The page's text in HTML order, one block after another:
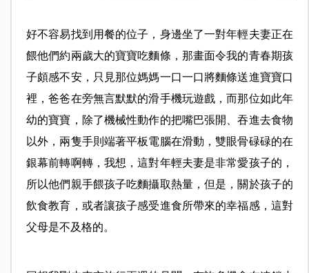
好不容易找到用餐的位子，身邊坐了一對年輕夫妻正在
餵他們約兩歲大的寶寶吃麵條，那畫面令我的青春期孩
子頗感不安，只見那位媽媽一口一口將麵條送進寶寶口
裡，爸爸在旁無言默默的滑手機玩遊戲，而那位如此年
幼的寶寶，除了機械性動作的把嘴巴張開、吞進去食物
以外，兩隻手則端著平板電腦在滑動，雙眼骨碌碌的在
銀幕前轉啊轉，我想，這對年輕夫妻是非常愛孩子的，
所以他們親手餵孩子吃麵攝取熱量，但是，關於孩子的
飲食教育，或者讓孩子感受進食所帶來的幸福感，這對
父母是不及格的。